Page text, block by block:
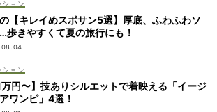
ション
【キレイめスポサン5選】厚底、ふわふわソ
歩きやすくて夏の旅行にも！
ション
万円〜】技ありシルエットで着映える「イージ
ワンピ」4選！